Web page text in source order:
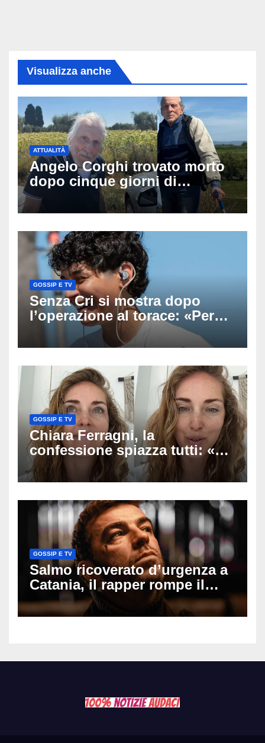
Visualizza anche
ATTUALITÀ
Angelo Corghi trovato morto
dopo cinque giorni di
ricerche: il giallo dell’80enne
scomparso dopo essere
GOSSIP E TV
Senza Cri si mostra dopo
l’operazione al torace: «Per
anni mi sentivo in trappola», il
racconto sul difficile percorso
GOSSIP E TV
Chiara Ferragni, la
confessione spiazza tutti: «Un
mio ex voleva che mi rifacessi
il seno». Poi svela i ritocchi di
GOSSIP E TV
Salmo ricoverato d’urgenza a
Catania, il rapper rompe il
silenzio dopo la notte in
ospedale: come sta e cosa